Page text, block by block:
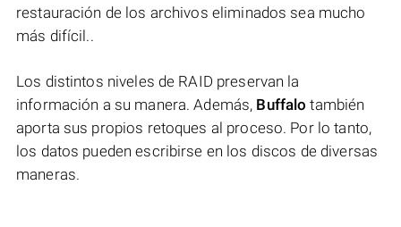
restauración de los archivos eliminados sea mucho
más difícil..
Los distintos niveles de RAID preservan la
información a su manera. Además, Buffalo también
aporta sus propios retoques al proceso. Por lo tanto,
los datos pueden escribirse en los discos de diversas
maneras.